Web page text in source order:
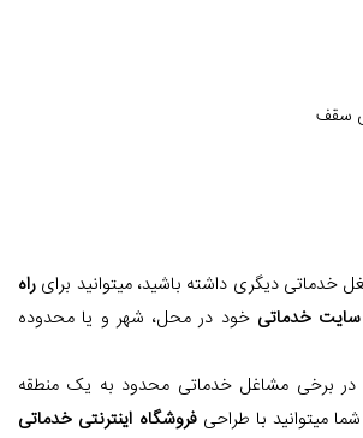
سقف
خدماتی دیگری داشته باشید، میتوانید برای راه
سایت خدماتی خود در محل، شهر و یا محدوده
در برخی مشاغل خدماتی محدود به یک منطقه
میتوانید با طراحیفروشگاه اینترنتی خدماتی